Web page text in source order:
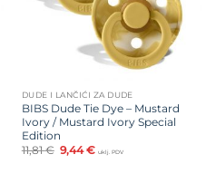
DUDE I LANČIĆI ZA DUDE
BIBS Dude Tie Dye – Mustard
Ivory / Mustard Ivory Special
Edition
11,81€ Izvorna
cijena
9,44€Trenutna
uklj. PDV